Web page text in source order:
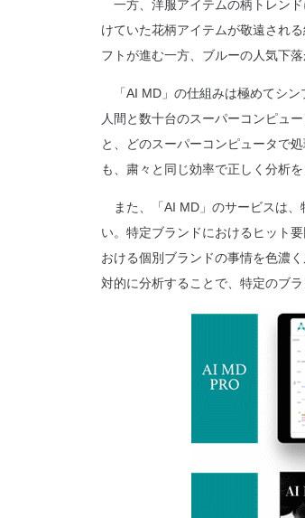
一方、洋服アイテムの柄トレン
けていた花柄アイテムが敬遠され
フトが進む一方、ブルーの人気下
「AI MD」の仕組みは極めてシン
人間と数十台のスーパーコンピュ
と、どのスーパーコンピュータで
も、粛々と同じ効率で正しく分析
また、「AI MD」のサービスは、
い。特定ブランドにおけるヒット
おける個別ブランドの事情を色濃
対的に分析することで、特定のブ